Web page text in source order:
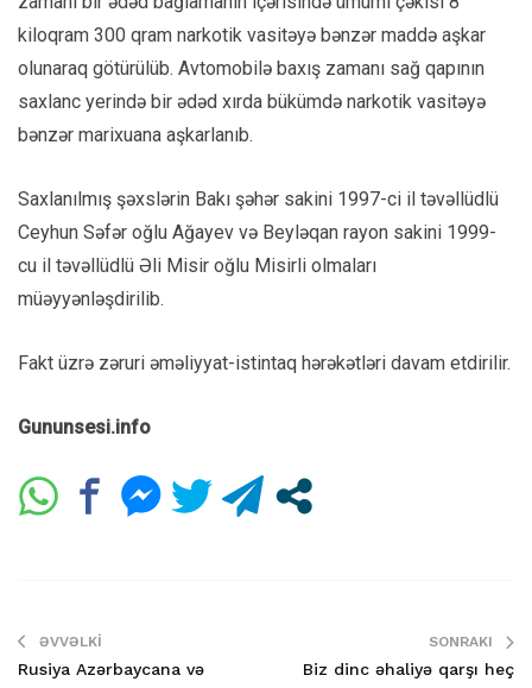
kiloqram 300 qram narkotik vasitəyə bənzər maddə aşkar
olunaraq götürülüb. Avtomobilə baxış zamanı sağ qapı­nın
saxlanc yerində bir ədəd xırda bükümdə narkotik vasitəyə
bənzər marixuana aşkarlanıb.
Saxlanılmış şəxslərin Bakı şəhər sakini 1997-ci il təvəllüdlü
Ceyhun Səfər oğlu Ağayev və Beyləqan rayon sakini 1999-
cu il təvəllüdlü Əli Misir oğlu Misirli olmaları
müəyyənləşdirilib.
Fakt üzrə zəruri əməliyyat-istintaq hərəkətləri davam etdirilir.
Gununsesi.info
ƏVVƏLKI
Rusiya Azərbaycana və
SONRAKI
Biz dinc əhaliyə qarşı heç